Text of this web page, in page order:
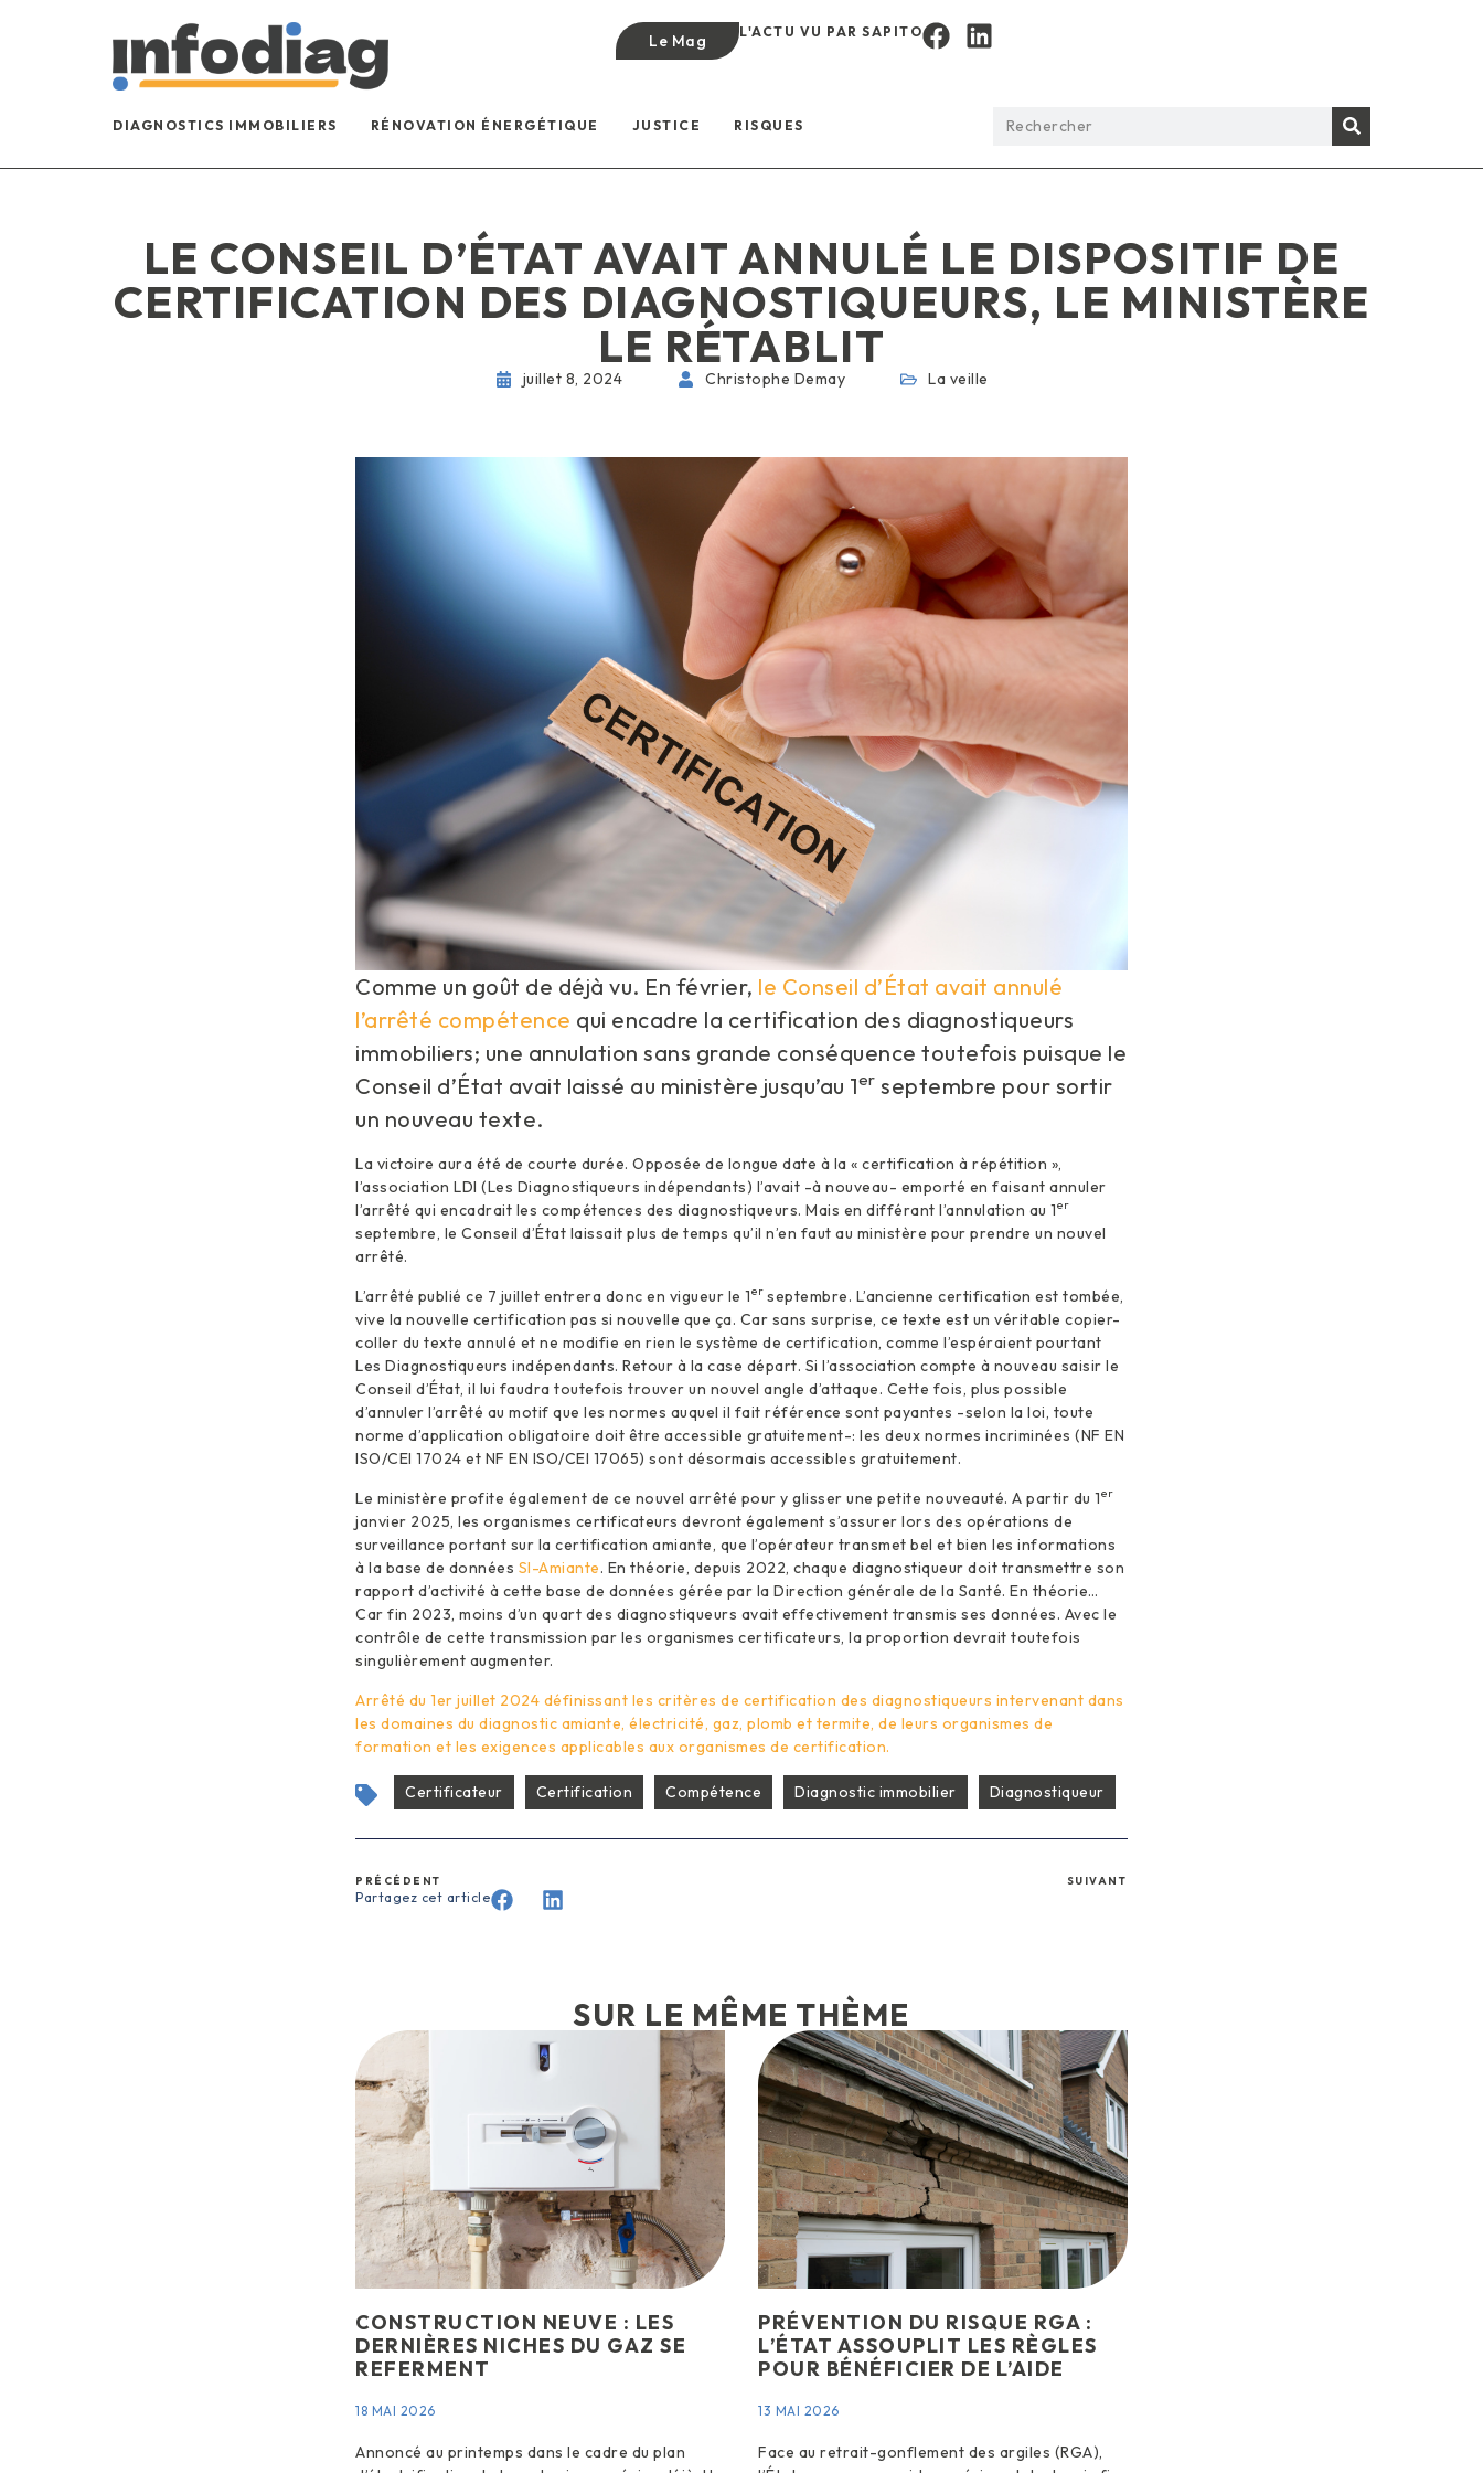
Le Mag L'ACTU VU PAR SAPITO
DIAGNOSTICS IMMOBILIERS RÉNOVATION ÉNERGÉTIQUE JUSTICE RISQUES
LE CONSEIL D’ÉTAT AVAIT ANNULÉ LE DISPOSITIF DE
CERTIFICATION DES DIAGNOSTIQUEURS, LE MINISTÈRE
LE RÉTABLIT
juillet 8, 2024 Christophe Demay La veille
Comme un goût de déjà vu. En février, le Conseil d’État avait annulé
l’arrêté compétence qui encadre la certification des diagnostiqueurs
immobiliers; une annulation sans grande conséquence toutefois puisque le
Conseil d’État avait laissé au ministère jusqu’au 1er septembre pour sortir
un nouveau texte.
La victoire aura été de courte durée. Opposée de longue date à la « certification à répétition »,
l’association LDI (Les Diagnostiqueurs indépendants) l’avait -à nouveau- emporté en faisant annuler
l’arrêté qui encadrait les compétences des diagnostiqueurs. Mais en différant l’annulation au 1er
septembre, le Conseil d’État laissait plus de temps qu’il n’en faut au ministère pour prendre un nouvel
arrêté.
L’arrêté publié ce 7 juillet entrera donc en vigueur le 1er septembre. L’ancienne certification est tombée,
vive la nouvelle certification pas si nouvelle que ça. Car sans surprise, ce texte est un véritable copier-
coller du texte annulé et ne modifie en rien le système de certification, comme l’espéraient pourtant
Les Diagnostiqueurs indépendants. Retour à la case départ. Si l’association compte à nouveau saisir le
Conseil d’État, il lui faudra toutefois trouver un nouvel angle d’attaque. Cette fois, plus possible
d’annuler l’arrêté au motif que les normes auquel il fait référence sont payantes -selon la loi, toute
norme d’application obligatoire doit être accessible gratuitement-: les deux normes incriminées (NF EN
ISO/CEI 17024 et NF EN ISO/CEI 17065) sont désormais accessibles gratuitement.
Le ministère profite également de ce nouvel arrêté pour y glisser une petite nouveauté. A partir du 1er
janvier 2025, les organismes certificateurs devront également s’assurer lors des opérations de
surveillance portant sur la certification amiante, que l’opérateur transmet bel et bien les informations
à la base de données SI-Amiante. En théorie, depuis 2022, chaque diagnostiqueur doit transmettre son
rapport d’activité à cette base de données gérée par la Direction générale de la Santé. En théorie…
Car fin 2023, moins d’un quart des diagnostiqueurs avait effectivement transmis ses données. Avec le
contrôle de cette transmission par les organismes certificateurs, la proportion devrait toutefois
singulièrement augmenter.
Arrêté du 1er juillet 2024 définissant les critères de certification des diagnostiqueurs intervenant dans
les domaines du diagnostic amiante, électricité, gaz, plomb et termite, de leurs organismes de
formation et les exigences applicables aux organismes de certification.
Certificateur Certification Compétence Diagnostic immobilier Diagnostiqueur
PRÉCÉDENT SUIVANT
Partagez cet article
SUR LE MÊME THÈME
CONSTRUCTION NEUVE : LES
DERNIÈRES NICHES DU GAZ SE
REFERMENT
18 MAI 2026
Annoncé au printemps dans le cadre du plan
PRÉVENTION DU RISQUE RGA :
L’ÉTAT ASSOUPLIT LES RÈGLES
POUR BÉNÉFICIER DE L’AIDE
13 MAI 2026
Face au retrait-gonflement des argiles (RGA),